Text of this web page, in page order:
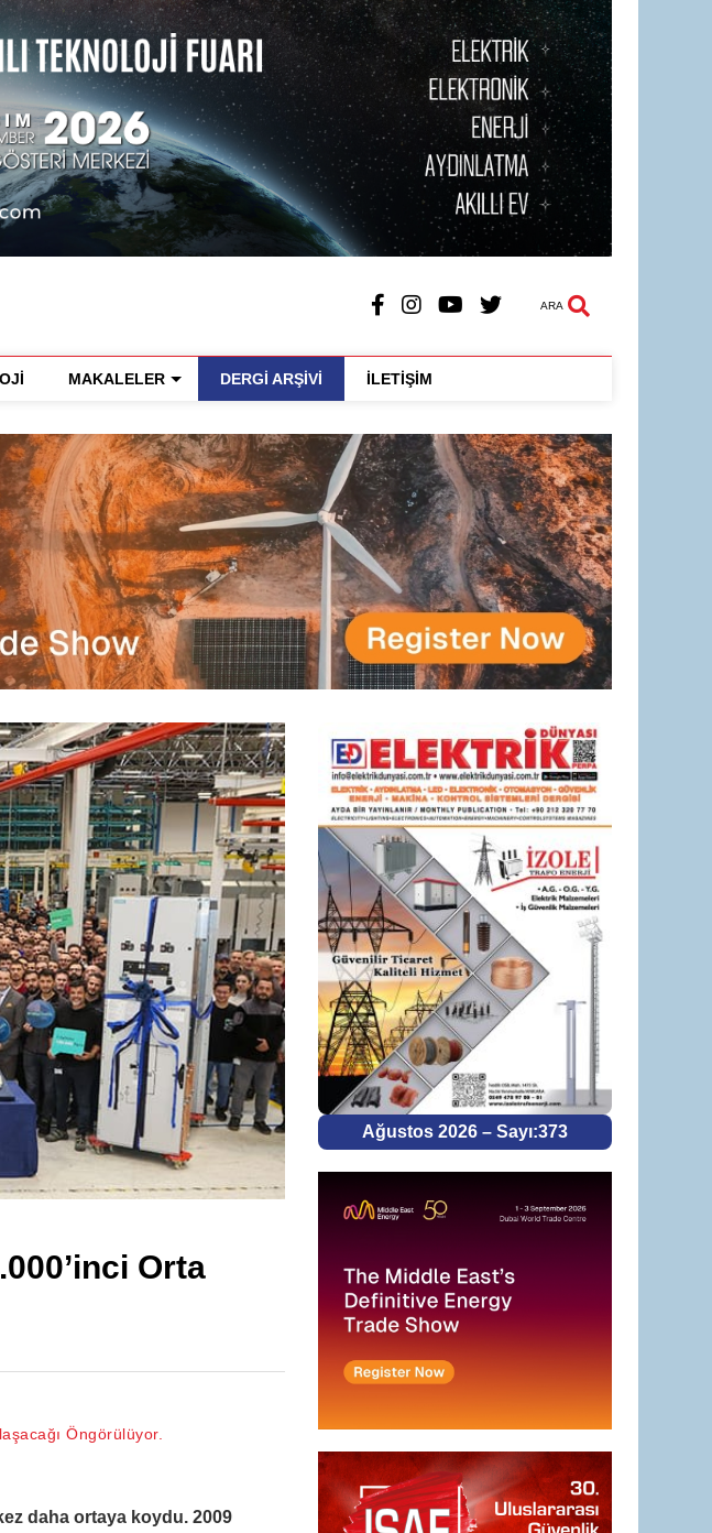
ARA
MAKALELER DERGİ ARŞİVİ İLETİŞİM
Orta
Öngörülüyor.
daha ortaya koydu. 2009
Ağustos 2026 – Sayı:373